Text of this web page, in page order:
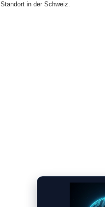
Standort in der Schweiz.